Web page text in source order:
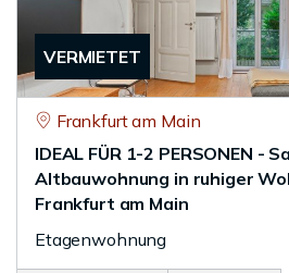
VERMIETET
Frankfurt am Main
IDEAL FÜR 1-2 PERSONEN -
Altbauwohnung in ruhiger
Frankfurt am Main
Etagenwohnung